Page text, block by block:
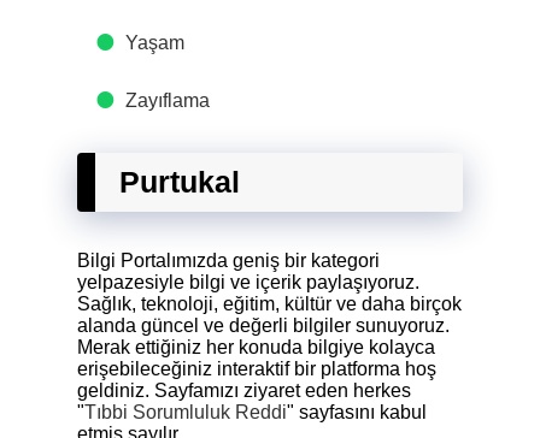
Yaşam
Zayıflama
Purtukal
Bilgi Portalımızda geniş bir kategori
yelpazesiyle bilgi ve içerik paylaşıyoruz.
Sağlık, teknoloji, eğitim, kültür ve daha birçok
alanda güncel ve değerli bilgiler sunuyoruz.
Merak ettiğiniz her konuda bilgiye kolayca
erişebileceğiniz interaktif bir platforma hoş
geldiniz. Sayfamızı ziyaret eden herkes
"Tıbbi Sorumluluk Reddi" sayfasını kabul